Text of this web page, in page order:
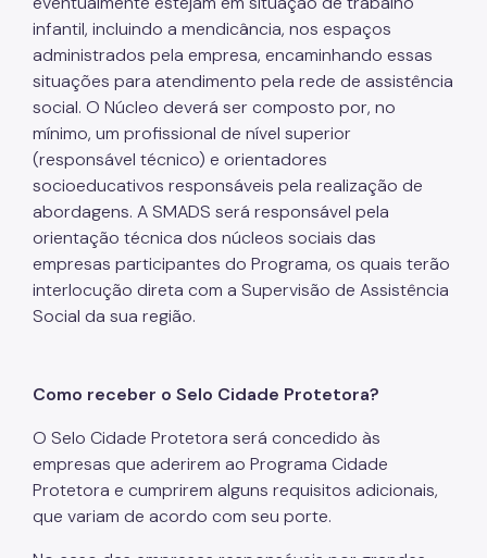
infantil, incluindo a mendicância, nos espaços
administrados pela empresa, encaminhando essas
situações para atendimento pela rede de assistência
social. O Núcleo deverá ser composto por, no
mínimo, um profissional de nível superior
(responsável técnico) e orientadores
socioeducativos responsáveis pela realização de
abordagens. A SMADS será responsável pela
orientação técnica dos núcleos sociais das
empresas participantes do Programa, os quais terão
interlocução direta com a Supervisão de Assistência
Social da sua região.
Como receber o Selo Cidade Protetora?
O Selo Cidade Protetora será concedido às
empresas que aderirem ao Programa Cidade
Protetora e cumprirem alguns requisitos adicionais,
que variam de acordo com seu porte.